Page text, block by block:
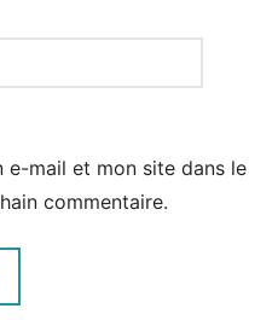
e-mail et mon site dans le
commentaire.